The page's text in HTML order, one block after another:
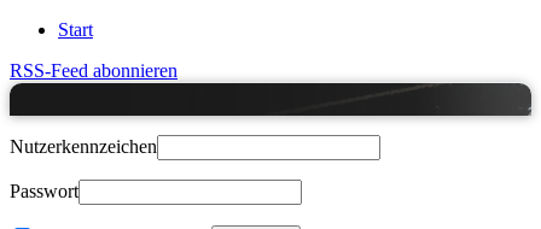
Start
RSS-Feed abonnieren
Nutzerkennzeichen
Passwort